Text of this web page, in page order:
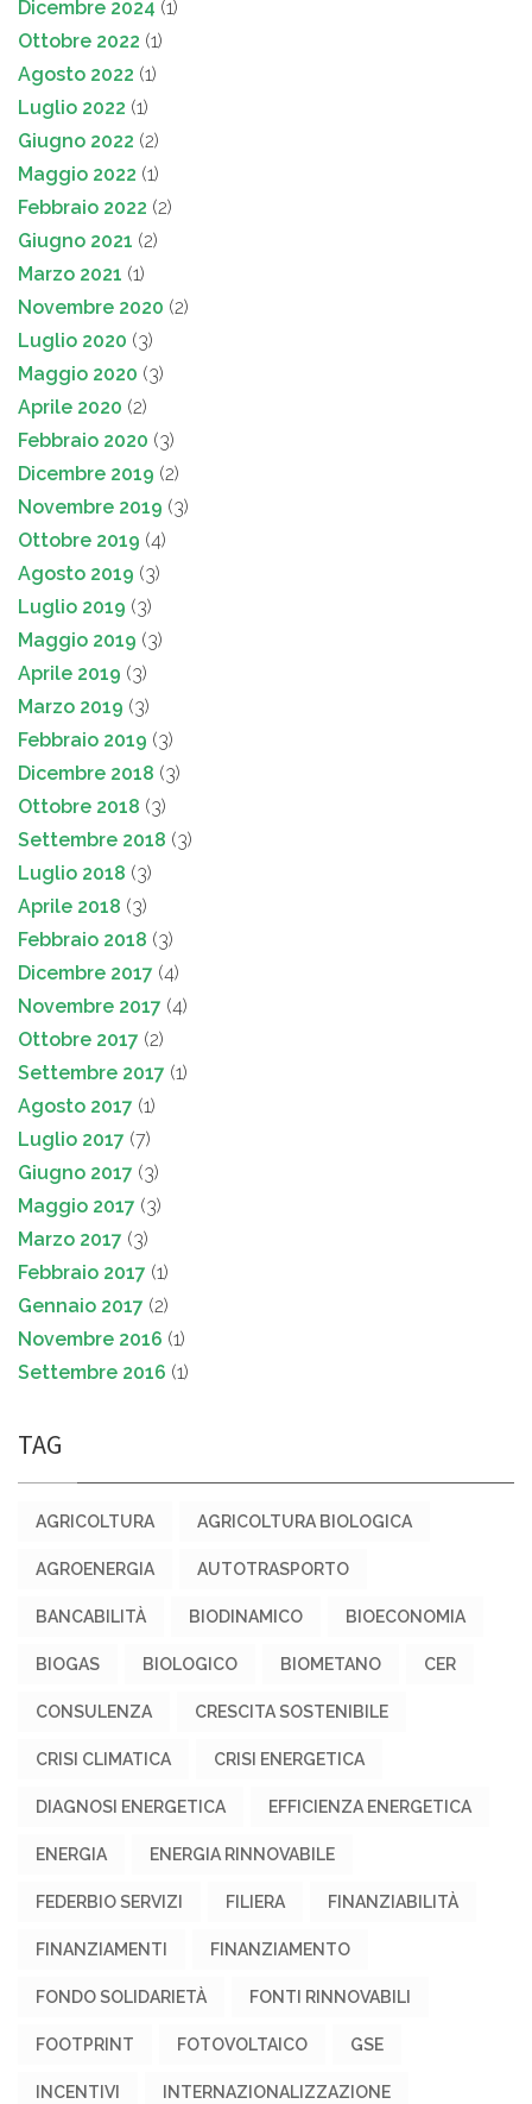
Dicembre 2024 (1)
Ottobre 2022 (1)
Agosto 2022 (1)
Luglio 2022 (1)
Giugno 2022 (2)
Maggio 2022 (1)
Febbraio 2022 (2)
Giugno 2021 (2)
Marzo 2021 (1)
Novembre 2020 (2)
Luglio 2020 (3)
Maggio 2020 (3)
Aprile 2020 (2)
Febbraio 2020 (3)
Dicembre 2019 (2)
Novembre 2019 (3)
Ottobre 2019 (4)
Agosto 2019 (3)
Luglio 2019 (3)
Maggio 2019 (3)
Aprile 2019 (3)
Marzo 2019 (3)
Febbraio 2019 (3)
Dicembre 2018 (3)
Ottobre 2018 (3)
Settembre 2018 (3)
Luglio 2018 (3)
Aprile 2018 (3)
Febbraio 2018 (3)
Dicembre 2017 (4)
Novembre 2017 (4)
Ottobre 2017 (2)
Settembre 2017 (1)
Agosto 2017 (1)
Luglio 2017 (7)
Giugno 2017 (3)
Maggio 2017 (3)
Marzo 2017 (3)
Febbraio 2017 (1)
Gennaio 2017 (2)
Novembre 2016 (1)
Settembre 2016 (1)
TAG
AGRICOLTURA AGRICOLTURA BIOLOGICA
AGROENERGIA AUTOTRASPORTO
BANCABILITÀ BIODINAMICO BIOECONOMIA
BIOGAS BIOLOGICO BIOMETANO CER
CONSULENZA CRESCITA SOSTENIBILE
CRISI CLIMATICA CRISI ENERGETICA
DIAGNOSI ENERGETICA EFFICIENZA ENERGETICA
ENERGIA ENERGIA RINNOVABILE
FEDERBIO SERVIZI FILIERA FINANZIABILITÀ
FINANZIAMENTI FINANZIAMENTO
FONDO SOLIDARIETÀ FONTI RINNOVABILI
FOOTPRINT FOTOVOLTAICO GSE
INCENTIVI INTERNAZIONALIZZAZIONE